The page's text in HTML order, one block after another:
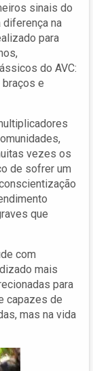
sinais do
diferença na
para
do AVC:
e
vezes os
de sofrer um
que
com
mais
para
capazes de
mas na vida